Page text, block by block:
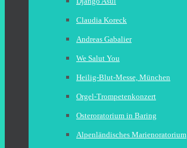
Claudia Koreck
Andreas Gabalier
We Salut You
Heilig-Blut-Messe, München
Orgel-Trompetenkonzert
Osteroratorium in Baring
Alpenländisches Marienoratorium